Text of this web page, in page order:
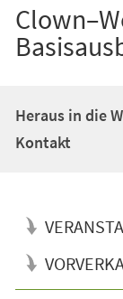
Heraus in die
Kontakt